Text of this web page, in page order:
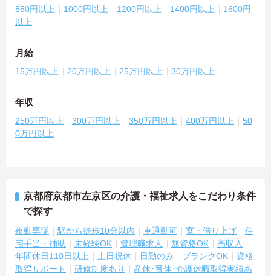
850円以上 1000円以上 1200円以上 1400円以上
1600円
以上
月給
15万円以上 20万円以上 25万円以上 30万円以上
年収
250万円以上 300万円以上 350万円以上 400万円以上
50
0万円以上
京都府京都市左京区の介護・福祉求人をこだわり条件
で探す
夜勤専従 駅から徒歩10分以内 車通勤可 寮・借り上げ
住
宅手当・補助
未経験OK 管理職求人 無資格OK
高収入
年間休日110日以上
土日祝休 日勤のみ ブランクOK
資格
取得サポート
研修制度あり
産休･育休･介護休暇取得実績あ